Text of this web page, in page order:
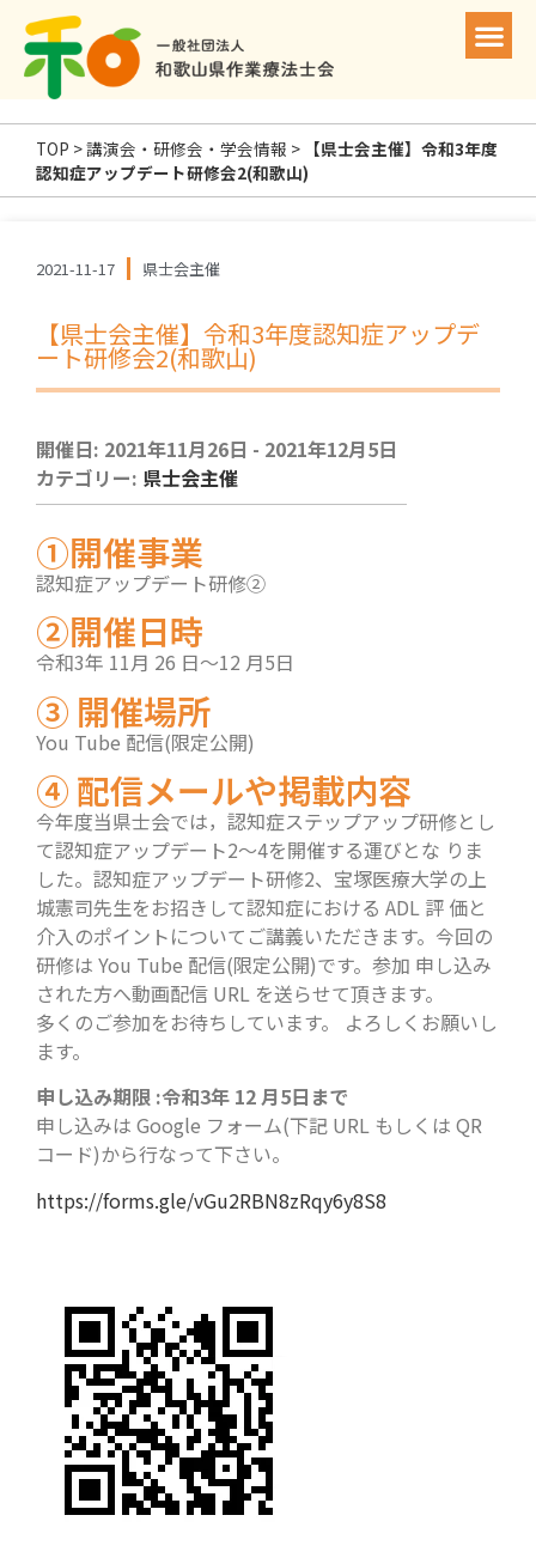
TOP >講演会・研修会・学会情報 > 【県士会主催】令和3年度
認知症アップデート研修会2(和歌山)
2021-11-17 県士会主催
【県士会主催】令和3年度認知症アップデ
ート研修会2(和歌山)
開催日: 2021年11月26日 - 2021年12月5日
カテゴリー: 県士会主催
①開催事業
認知症アップデート研修②
②開催日時
令和3年 11月 26 日〜12 月5日
③ 開催場所
You Tube 配信(限定公開)
④ 配信メールや掲載内容
今年度当県士会では，認知症ステップアップ研修とし
て認知症アップデート2〜4を開催する運びとな りま
した。認知症アップデート研修2、宝塚医療大学の上
城憲司先生をお招きして認知症における ADL 評 価と
介入のポイントについてご講義いただきます。今回の
研修は You Tube 配信(限定公開)です。参加 申し込み
された方へ動画配信 URL を送らせて頂きます。
多くのご参加をお待ちしています。 よろしくお願いし
ます。
申し込み期限 :令和3年 12 月5日まで
申し込みは Google フォーム(下記 URL もしくは QR
コード)から行なって下さい。
https://forms.gle/vGu2RBN8zRqy6y8S8